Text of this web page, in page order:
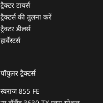
ट्रैक्टर टायर्स
ट्रैक्टर्स की तुलना करें
ट्रैक्टर डीलर्स
हार्वेस्टर्स
पॉपुलर ट्रैक्टर्स
स्वराज 855 FE